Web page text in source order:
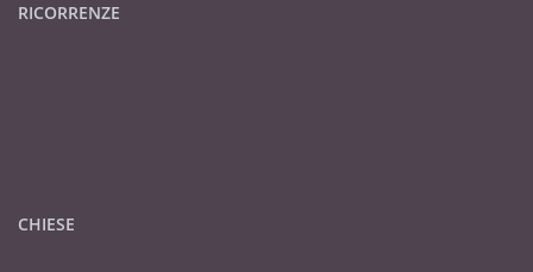
RICORRENZE
CHIESE